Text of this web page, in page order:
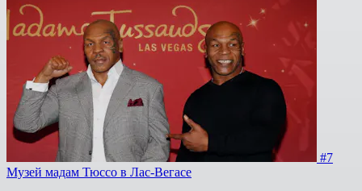
#7
Музей мадам Тюссо в Лас-Вегасе